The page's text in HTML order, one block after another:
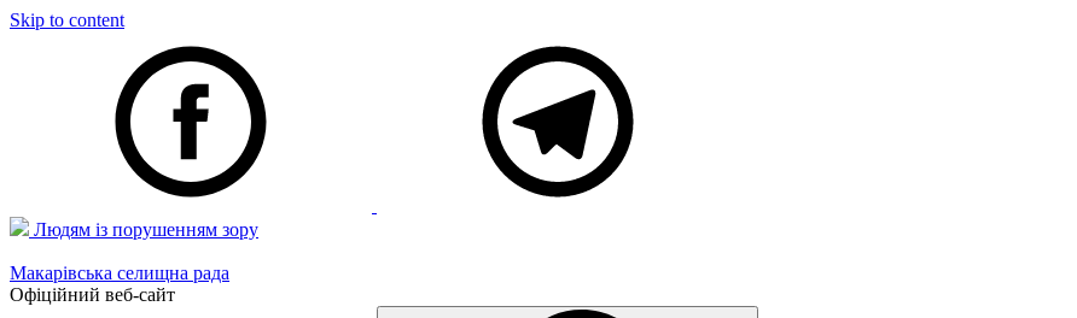
Skip to content
Людям із порушенням зору
Макарівська селищна рада
Офіційний веб-сайт